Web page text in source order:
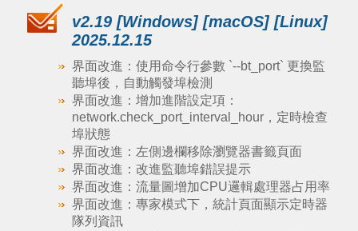
v2.19 [Windows] [macOS] [Linux]
2025.12.15
界面改進：使用命令行參數 `--bt_port` 更換監
聽埠後，自動觸發埠檢測
界面改進：增加進階設定項：
network.check_port_interval_hour，定時檢查
埠狀態
界面改進：左側邊欄移除瀏覽器書籤頁面
界面改進：改進監聽埠錯誤提示
界面改進：流量圖增加CPU邏輯處理器占用率
界面改進：專家模式下，統計頁面顯示定時器
隊列資訊